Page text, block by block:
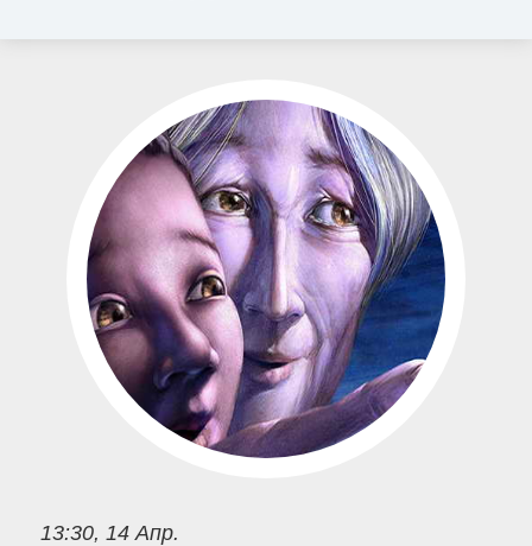
13:30, 14 Апр.